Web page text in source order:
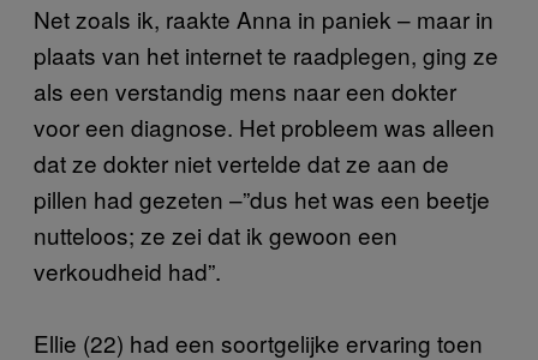
Net zoals ik, raakte Anna in paniek – maar in
plaats van het internet te raadplegen, ging ze
als een verstandig mens naar een dokter
voor een diagnose. Het probleem was alleen
dat ze dokter niet vertelde dat ze aan de
pillen had gezeten –”dus het was een beetje
nutteloos; ze zei dat ik gewoon een
verkoudheid had”.
Ellie (22) had een soortgelijke ervaring toen